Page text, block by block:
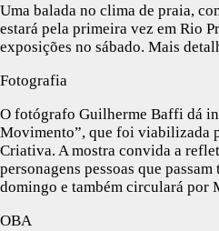
Uma balada no clima de praia,
estará pela primeira vez em Rio
exposições no sábado. Mais
Fotografia
O fotógrafo Guilherme Baffi dá
Movimento”, que foi viabilizada
Criativa. A mostra convida a
personagens pessoas que
domingo e também circulará por
OBA